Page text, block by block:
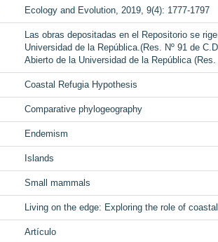
Ecology and Evolution, 2019, 9(4): 1777-1797
Las obras depositadas en el Repositorio se
Universidad de la República.(Res. Nº 91 de
Abierto de la Universidad de la República
Coastal Refugia Hypothesis
Comparative phylogeography
Endemism
Islands
Small mammals
Living on the edge: Exploring the role of
Artículo